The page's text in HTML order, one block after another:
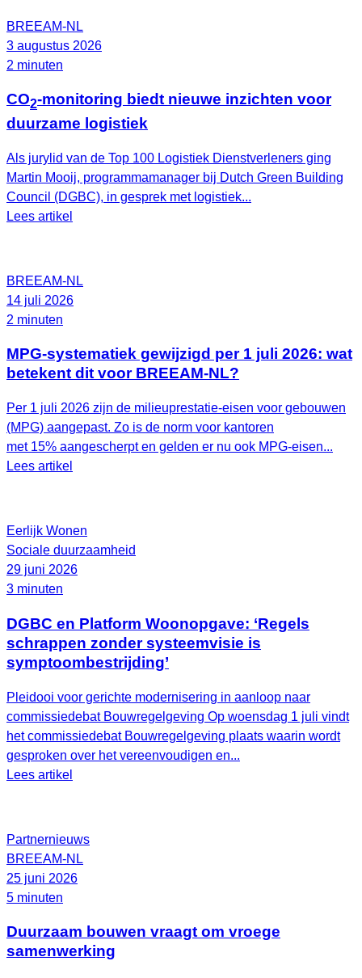
BREEAM-NL
3 augustus 2026
2 minuten
CO2-monitoring biedt nieuwe inzichten voor
duurzame logistiek
Als jurylid van de Top 100 Logistiek Dienstverleners ging
Martin Mooij, programmamanager bij Dutch Green Building
Council (DGBC), in gesprek met logistiek...
Lees artikel
BREEAM-NL
14 juli 2026
2 minuten
MPG-systematiek gewijzigd per 1 juli 2026: wat
betekent dit voor BREEAM-NL?
Per 1 juli 2026 zijn de milieuprestatie-eisen voor gebouwen
(MPG) aangepast. Zo is de norm voor kantoren
met 15% aangescherpt en gelden er nu ook MPG-eisen...
Lees artikel
Eerlijk Wonen
Sociale duurzaamheid
29 juni 2026
3 minuten
DGBC en Platform Woonopgave: ‘Regels
schrappen zonder systeemvisie is
symptoombestrijding’
Pleidooi voor gerichte modernisering in aanloop naar
commissiedebat Bouwregelgeving Op woensdag 1 juli vindt
het commissiedebat Bouwregelgeving plaats waarin wordt
gesproken over het vereenvoudigen en...
Lees artikel
Partnernieuws
BREEAM-NL
25 juni 2026
5 minuten
Duurzaam bouwen vraagt om vroege
samenwerking